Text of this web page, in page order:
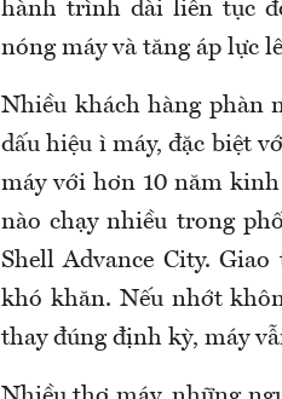
hành trình dài liên tục
nóng máy và tăng áp lực
Nhiều khách hàng phàn
dấu hiệu ì máy, đặc biệt
máy với hơn 10 năm
nào chạy nhiều trong
Shell Advance City.
khó khăn. Nếu nhớt
thay đúng định kỳ, máy